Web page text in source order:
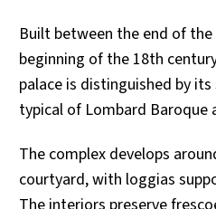
Built between the end of
beginning of the 18th
palace is distinguished by
typical of Lombard Baroque
The complex develops
courtyard, with loggias